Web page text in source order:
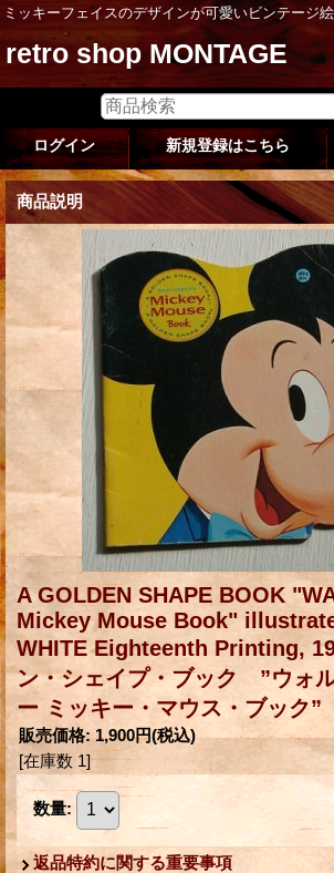
ミッキーフェイスのデザインが可愛いビンテージ絵
retro shop MONTAGE
ログイン 新規登録はこちら
商品説明
A GOLDEN SHAPE BOOK
Mickey Mouse Book"
WHITE Eighteenth Printing,
ン・シェイプ・ブック ”ウォ
ー ミッキー・マウス・ブック”
販売価格: 1,900円(税込)
[在庫数 1]
数量:
返品特約に関する重要事項